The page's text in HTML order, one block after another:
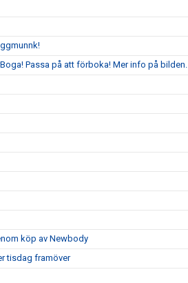
Passa på att förboka! Mer info på bilden.
köp av Newbody
tisdag framöver